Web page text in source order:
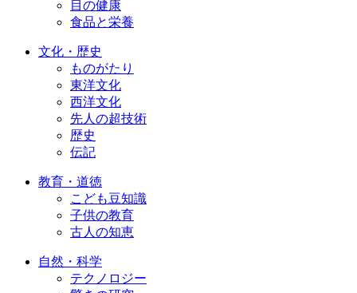
目の健康
食品と栄養
文化・歴史
ものがたり
東洋文化
西洋文化
先人の超技術
歴史
伝記
教育・道徳
こども豆知識
子供の教育
古人の知恵
自然・科学
テクノロジー